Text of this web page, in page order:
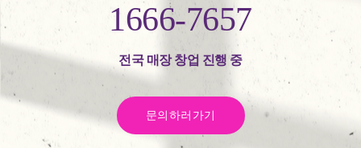
1666-7657
전국 매장 창업 진행 중
문의하러가기